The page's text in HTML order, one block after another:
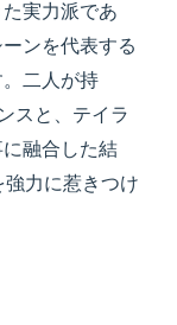
実力派であ
ンを代表する
二人が持
スと、テイラ
融合した結
力に惹きつけ